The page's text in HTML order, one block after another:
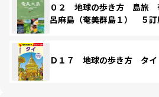
０２ 地球の歩き方 島旅
呂麻島（奄美群島１） ５訂
Ｄ１７ 地球の歩き方 タ